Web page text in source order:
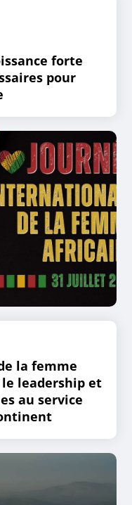
forte
pour
la femme
leadership et
au service